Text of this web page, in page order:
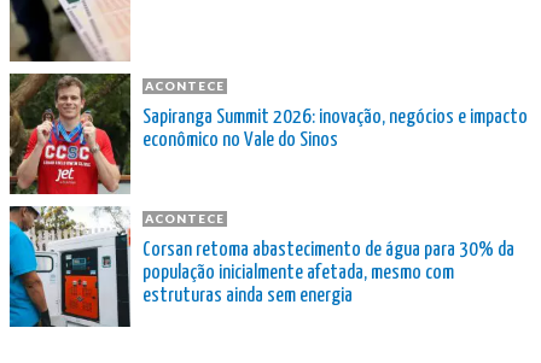
ACONTECE
Sapiranga Summit 2026: inovação, negócios e impacto
econômico no Vale do Sinos
ACONTECE
Corsan retoma abastecimento de água para 30% da
população inicialmente afetada, mesmo com
estruturas ainda sem energia